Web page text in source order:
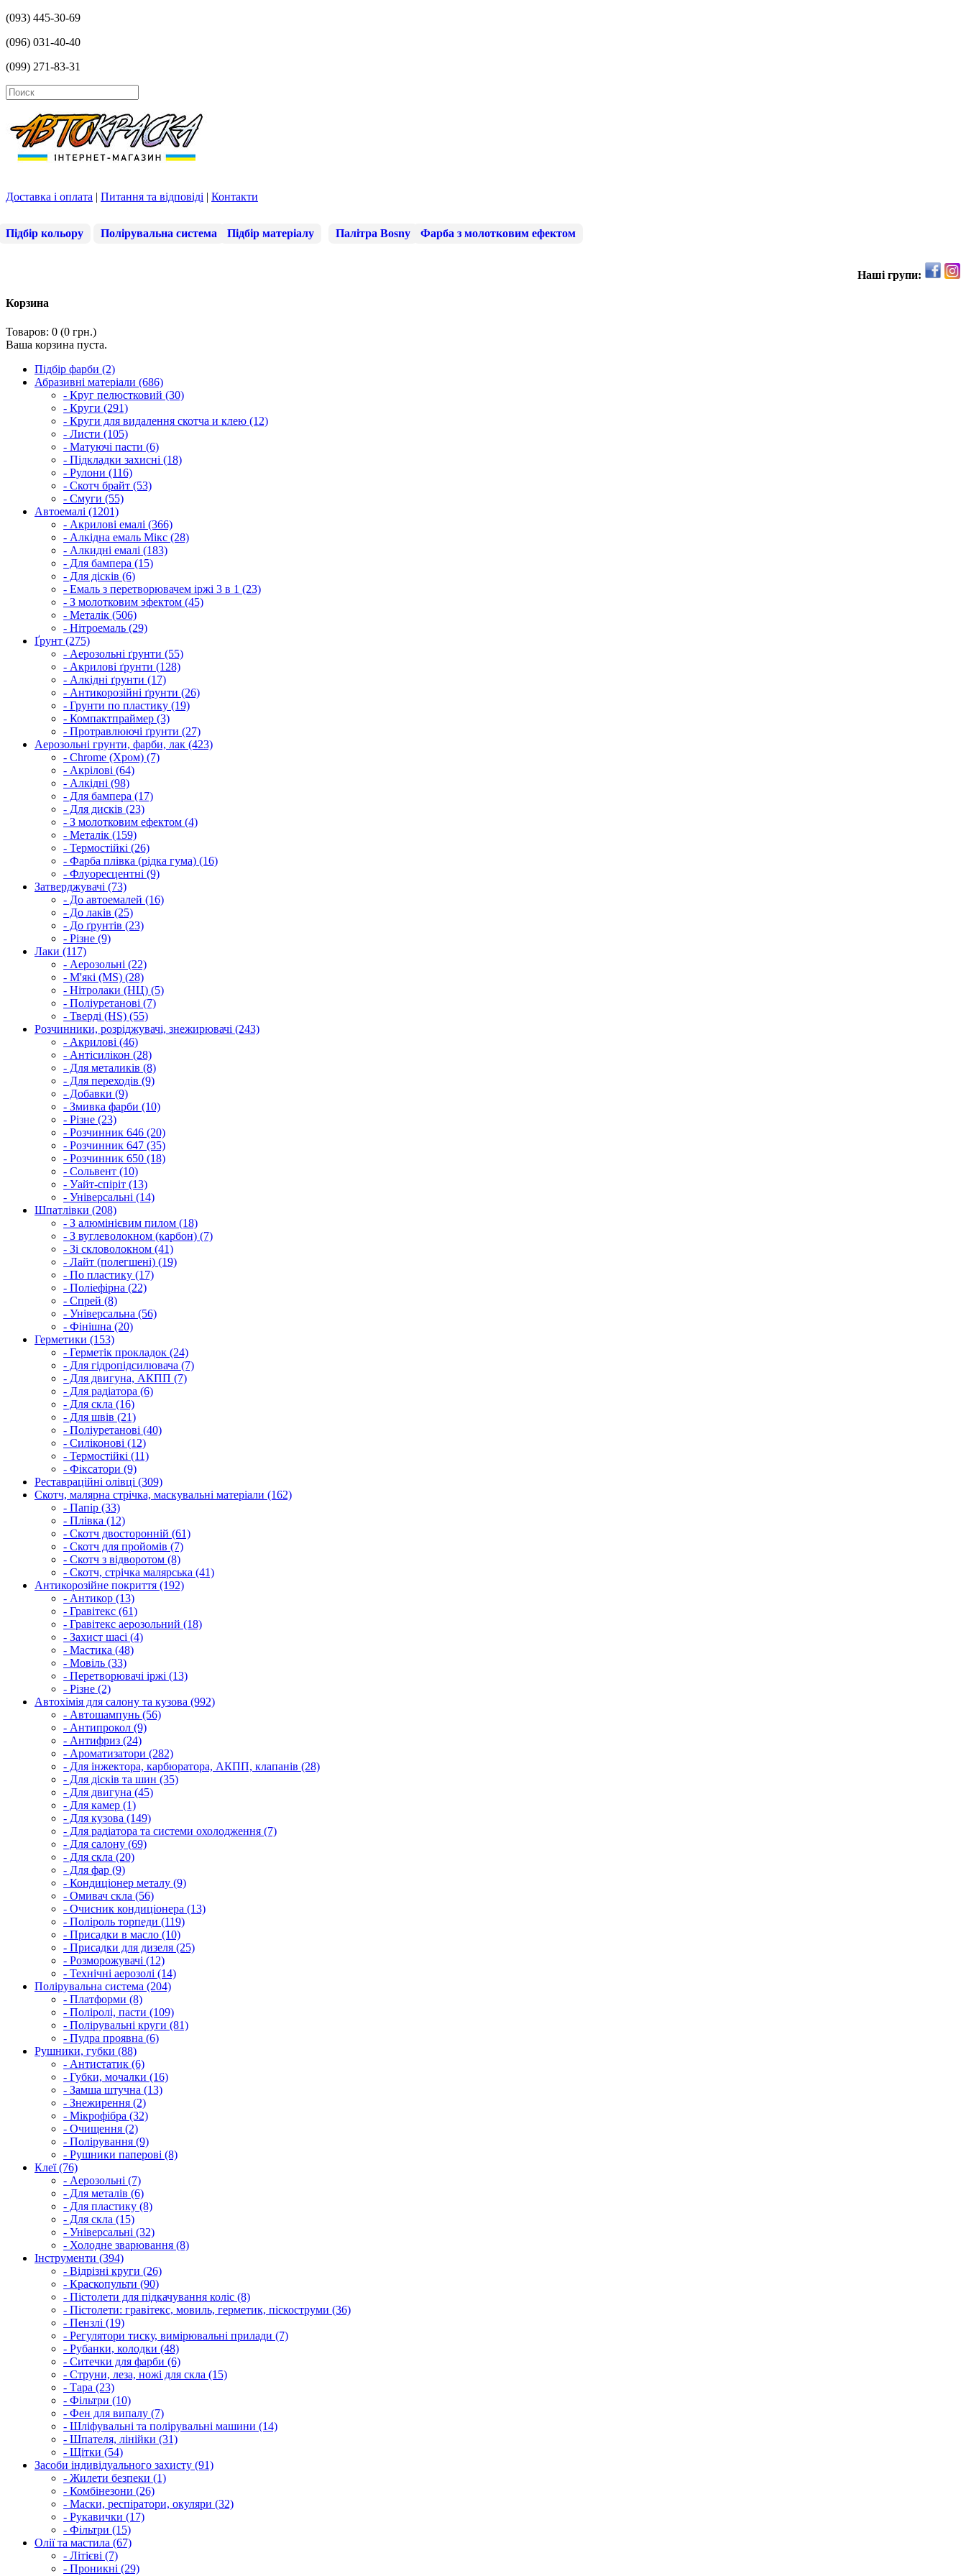
(093) 445-30-69
(096) 031-40-40
(099) 271-83-31
Доставка і оплата | Питання та відповіді | Контакти
Підбір кольору Полірувальна система Підбір матеріалу Палітра Bosny Фарба з молотковим ефектом
Наші групи:
Корзина
Товаров: 0 (0 грн.)
Ваша корзина пуста.
Підбір фарби (2)
Абразивні матеріали (686)
- Круг пелюстковий (30)
- Круги (291)
- Круги для видалення скотча и клею (12)
- Листи (105)
- Матуючі пасти (6)
- Підкладки захисні (18)
- Рулони (116)
- Скотч брайт (53)
- Смуги (55)
Автоемалі (1201)
- Акрилові емалі (366)
- Алкідна емаль Мікс (28)
- Алкидні емалі (183)
- Для бампера (15)
- Для дісків (6)
- Емаль з перетворювачем іржі 3 в 1 (23)
- З молотковим эфектом (45)
- Металік (506)
- Нітроемаль (29)
Ґрунт (275)
- Аерозольні ґрунти (55)
- Акрилові ґрунти (128)
- Алкідні ґрунти (17)
- Антикорозійні ґрунти (26)
- Грунти по пластику (19)
- Компактпраймер (3)
- Протравлюючі ґрунти (27)
Аерозольні грунти, фарби, лак (423)
- Chrome (Хром) (7)
- Акрілові (64)
- Алкідні (98)
- Для бампера (17)
- Для дисків (23)
- З молотковим ефектом (4)
- Металік (159)
- Термостійкі (26)
- Фарба плівка (рідка гума) (16)
- Флуоресцентні (9)
Затверджувачі (73)
- До автоемалей (16)
- До лаків (25)
- До ґрунтів (23)
- Різне (9)
Лаки (117)
- Аерозольні (22)
- М'які (MS) (28)
- Нітролаки (НЦ) (5)
- Поліуретанові (7)
- Тверді (HS) (55)
Розчинники, розріджувачі, знежирювачі (243)
- Акрилові (46)
- Антісилікон (28)
- Для металиків (8)
- Для переходів (9)
- Добавки (9)
- Змивка фарби (10)
- Різне (23)
- Розчинник 646 (20)
- Розчинник 647 (35)
- Розчинник 650 (18)
- Сольвент (10)
- Уайт-спіріт (13)
- Універсальні (14)
Шпатлівки (208)
- З алюмінієвим пилом (18)
- З вуглеволокном (карбон) (7)
- Зі скловолокном (41)
- Лайт (полегшені) (19)
- По пластику (17)
- Поліефірна (22)
- Спрей (8)
- Універсальна (56)
- Фінішна (20)
Герметики (153)
- Герметік прокладок (24)
- Для гідропідсилювача (7)
- Для двигуна, АКПП (7)
- Для радіатора (6)
- Для скла (16)
- Для швів (21)
- Поліуретанові (40)
- Силіконові (12)
- Термостійкі (11)
- Фіксатори (9)
Реставраційні олівці (309)
Скотч, малярна стрічка, маскувальні матеріали (162)
- Папір (33)
- Плівка (12)
- Скотч двосторонній (61)
- Скотч для пройомів (7)
- Скотч з відворотом (8)
- Скотч, стрічка малярська (41)
Антикорозійне покриття (192)
- Антикор (13)
- Гравітекс (61)
- Гравітекс аерозольний (18)
- Захист шасі (4)
- Мастика (48)
- Мовіль (33)
- Перетворювачі іржі (13)
- Різне (2)
Автохімія для салону та кузова (992)
- Автошампунь (56)
- Антипрокол (9)
- Антифриз (24)
- Ароматизатори (282)
- Для інжектора, карбюратора, АКПП, клапанів (28)
- Для дісків та шин (35)
- Для двигуна (45)
- Для камер (1)
- Для кузова (149)
- Для радіатора та системи охолодження (7)
- Для салону (69)
- Для скла (20)
- Для фар (9)
- Кондиціонер металу (9)
- Омивач скла (56)
- Очисник кондиціонера (13)
- Поліроль торпеди (119)
- Присадки в масло (10)
- Присадки для дизеля (25)
- Розморожувачі (12)
- Технічні аерозолі (14)
Полірувальна система (204)
- Платформи (8)
- Поліролі, пасти (109)
- Полірувальні круги (81)
- Пудра проявна (6)
Рушники, губки (88)
- Антистатик (6)
- Губки, мочалки (16)
- Замша штучна (13)
- Знежирення (2)
- Мікрофібра (32)
- Очищення (2)
- Полірування (9)
- Рушники паперові (8)
Клеї (76)
- Аерозольні (7)
- Для металів (6)
- Для пластику (8)
- Для скла (15)
- Універсальні (32)
- Холодне зварювання (8)
Інструменти (394)
- Відрізні круги (26)
- Краскопульти (90)
- Пістолети для підкачування коліс (8)
- Пістолети: гравітекс, мовиль, герметик, піскоструми (36)
- Пензлі (19)
- Регулятори тиску, вимірювальні прилади (7)
- Рубанки, колодки (48)
- Ситечки для фарби (6)
- Струни, леза, ножі для скла (15)
- Тара (23)
- Фільтри (10)
- Фен для випалу (7)
- Шліфувальні та полірувальні машини (14)
- Шпателя, лінійки (31)
- Щітки (54)
Засоби індивідуального захисту (91)
- Жилети безпеки (1)
- Комбінезони (26)
- Маски, респіратори, окуляри (32)
- Рукавички (17)
- Фільтри (15)
Олії та мастила (67)
- Літієві (7)
- Проникні (29)